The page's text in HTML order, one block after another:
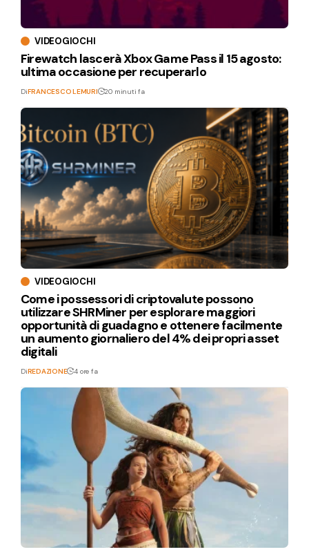
VIDEOGIOCHI
Firewatch lascerà Xbox Game Pass il 15 agosto:
ultima occasione per recuperarlo
DiFRANCESCO LEMURI 20 minuti fa
VIDEOGIOCHI
Come i possessori di criptovalute possono
utilizzare SHRMiner per esplorare maggiori
opportunità di guadagno e ottenere facilmente
un aumento giornaliero del 4% dei propri asset
digitali
DiREDAZIONE 4 ore fa